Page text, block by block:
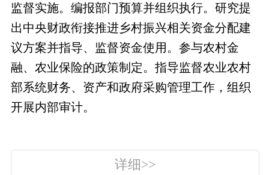
监督实施。编报部门预算并组织执行。研究提
出中央财政衔接推进乡村振兴相关资金分配建
议方案并指导、监督资金使用。参与农村金
融、农业保险的政策制定。指导监督农业农村
部系统财务、资产和政府采购管理工作，组织
开展内部审计。
详细>>